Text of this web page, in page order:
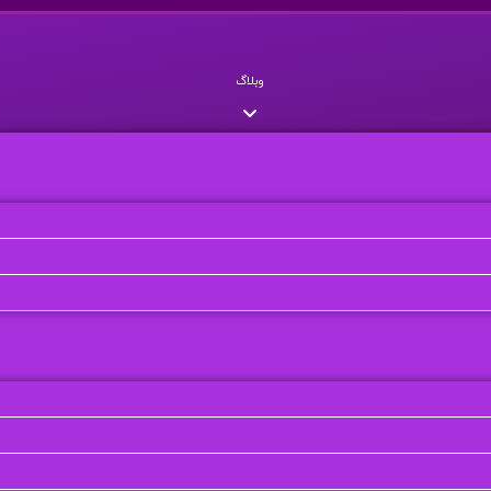
وبلاگ